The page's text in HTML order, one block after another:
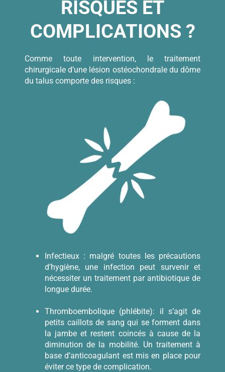
RISQUES ET
COMPLICATIONS ?
Comme toute intervention, le traitement
chirurgicale d’une lésion ostéochondrale du dôme
du talus comporte des risques :
Infectieux : malgré toutes les précautions
d’hygiène, une infection peut survenir et
nécessiter un traitement par antibiotique de
longue durée.
Thromboembolique (phlébite): il s’agit de
petits caillots de sang qui se forment dans
la jambe et restent coincés à cause de la
diminution de la mobilité. Un traitement à
base d’anticoagulant est mis en place pour
éviter ce type de complication.